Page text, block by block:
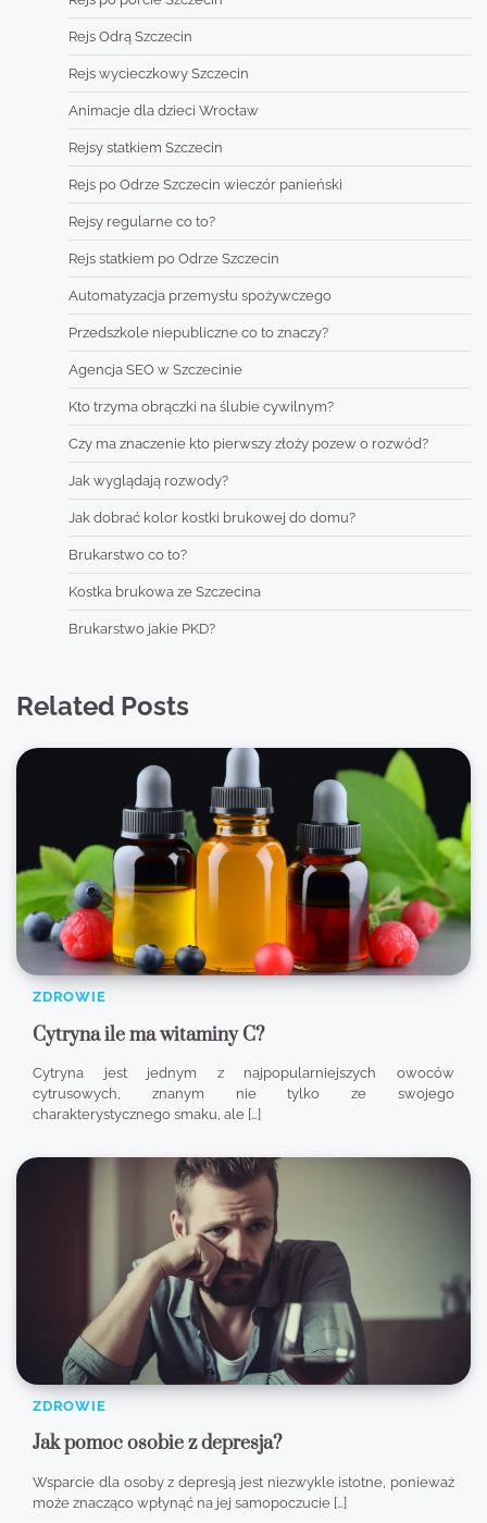
Rejs Odrą Szczecin
Rejs wycieczkowy Szczecin
Animacje dla dzieci Wrocław
Rejsy statkiem Szczecin
Rejs po Odrze Szczecin wieczór panieński
Rejsy regularne co to?
Rejs statkiem po Odrze Szczecin
Automatyzacja przemysłu spożywczego
Przedszkole niepubliczne co to znaczy?
Agencja SEO w Szczecinie
Kto trzyma obrączki na ślubie cywilnym?
Czy ma znaczenie kto pierwszy złoży pozew o rozwód?
Jak wyglądają rozwody?
Jak dobrać kolor kostki brukowej do domu?
Brukarstwo co to?
Kostka brukowa ze Szczecina
Brukarstwo jakie PKD?
Related Posts
ZDROWIE
Cytryna ile ma witaminy C?
Cytryna jest jednym z najpopularniejszych owoców
cytrusowych, znanym nie tylko ze swojego
charakterystycznego smaku, ale […]
ZDROWIE
Jak pomoc osobie z depresja?
Wsparcie dla osoby z depresją jest niezwykle istotne, ponieważ
może znacząco wpłynąć na jej samopoczucie […]